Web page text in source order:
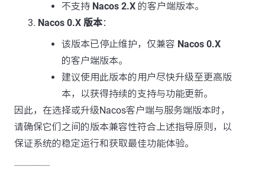
不支持 Nacos 2.X 的客户端版本。
Nacos 0.X 版本：
该版本已停止维护，仅兼容 Nacos 0.X
的客户端版本。
建议使用此版本的用户尽快升级至更高版
本，以获得持续的支持与功能更新。
因此，在选择或升级Nacos客户端与服务端版本时，
请确保它们之间的版本兼容性符合上述指导原则，以
保证系统的稳定运行和获取最佳功能体验。
---------------